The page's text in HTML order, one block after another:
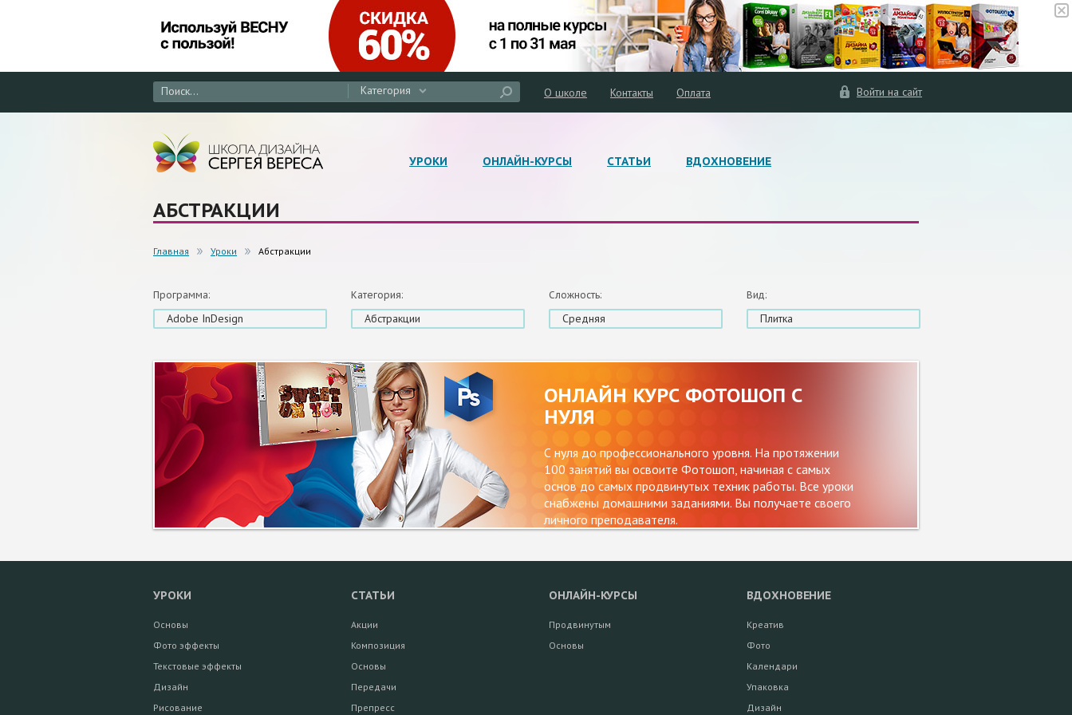
Войти на сайт
Категория О школе Контакты Оплата
УРОКИ ОНЛАЙН-КУРСЫ СТАТЬИ ВДОХНОВЕНИЕ
АБСТРАКЦИИ
Главная Уроки Абстракции
Программа:
Adobe InDesign
Категория:
Абстракции
Сложность:
Средняя
Вид:
Плитка
ОНЛАЙН КУРС ФОТОШОП С
НУЛЯ
С нуля до профессионального уровня. На протяжении
100 занятий вы освоите Фотошоп, начиная с самых
основ до самых продвинутых техник работы. Все уроки
снабжены домашними заданиями. Вы получаете своего
личного преподавателя.
УРОКИ
Основы
Фото эффекты
Текстовые эффекты
Дизайн
Рисование
СТАТЬИ
Акции
Композиция
Основы
Передачи
Препресс
ОНЛАЙН-КУРСЫ
Продвинутым
Основы
ВДОХНОВЕНИЕ
Креатив
Фото
Календари
Упаковка
Дизайн